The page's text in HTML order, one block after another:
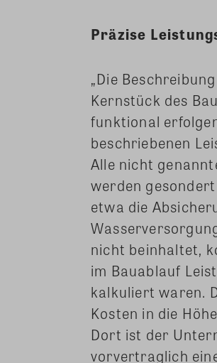
Präzise
„Die
Kernstück des
funktional
beschriebenen
Alle nicht
werden
etwa die
nicht beinhaltet,
im Bauablauf
kalkuliert waren.
Kosten in die
Dort ist der
vorvertraglich